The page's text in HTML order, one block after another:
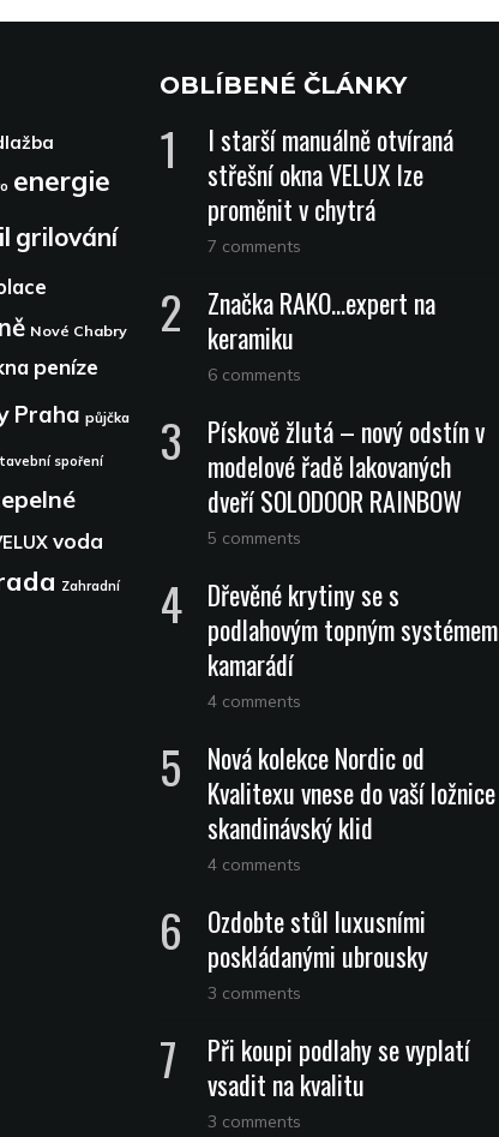
energie
grilování
Nové Chabry
peníze
Praha půjčka
spoření
voda
Zahradní
OBLÍBENÉ ČLÁNKY
I starší manuálně otvíraná
střešní okna VELUX lze
proměnit v chytrá
7 comments
Značka RAKO…expert na
keramiku
6 comments
Pískově žlutá – nový odstín v
modelové řadě lakovaných
dveří SOLODOOR RAINBOW
5 comments
Dřevěné krytiny se s
podlahovým topným systémem
kamarádí
4 comments
Nová kolekce Nordic od
Kvalitexu vnese do vaší ložnice
skandinávský klid
4 comments
Ozdobte stůl luxusními
poskládanými ubrousky
3 comments
Při koupi podlahy se vyplatí
vsadit na kvalitu
3 comments